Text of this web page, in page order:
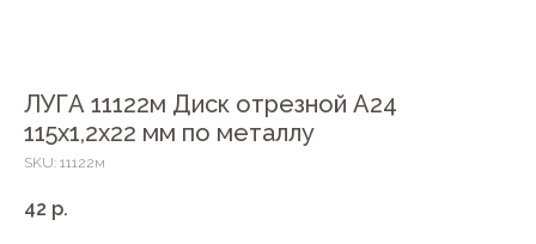
ЛУГА 11122м Диск отрезной А24
115х1,2х22 мм по металлу
SKU: 11122м
42 р.